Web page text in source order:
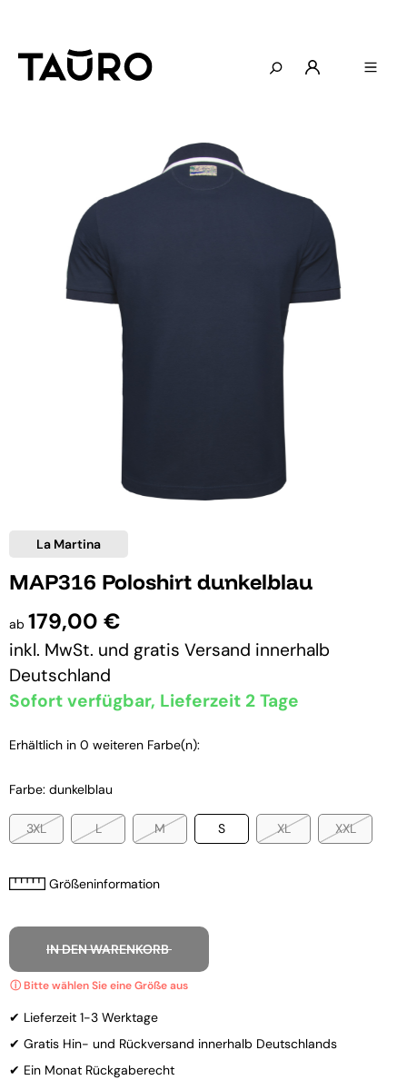
La Martina
MAP316 Poloshirt dunkelblau
ab 179,00 €
inkl. MwSt. und gratis Versand innerhalb
Deutschland
Sofort verfügbar, Lieferzeit 2 Tage
Erhältlich in 0 weiteren Farbe(n):
Farbe: dunkelblau
3XL L M S XL XXL
Größeninformation
IN DEN WARENKORB
✔ Lieferzeit 1-3 Werktage
✔ Gratis Hin- und Rückversand innerhalb Deutschlands
✔ Ein Monat Rückgaberecht